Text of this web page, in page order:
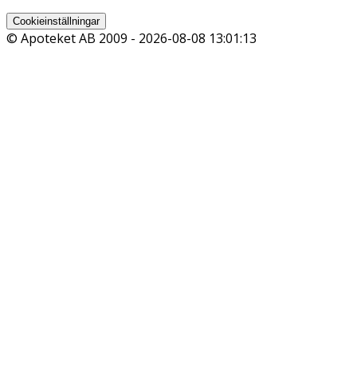
Cookieinställningar
© Apoteket AB 2009 - 2026-08-08 13:01:13